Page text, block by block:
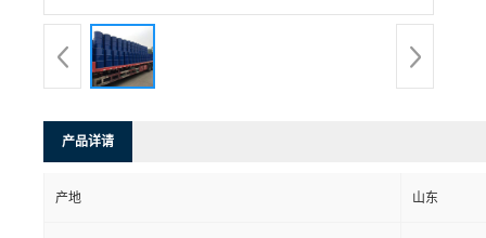
产品详请
产地 山东